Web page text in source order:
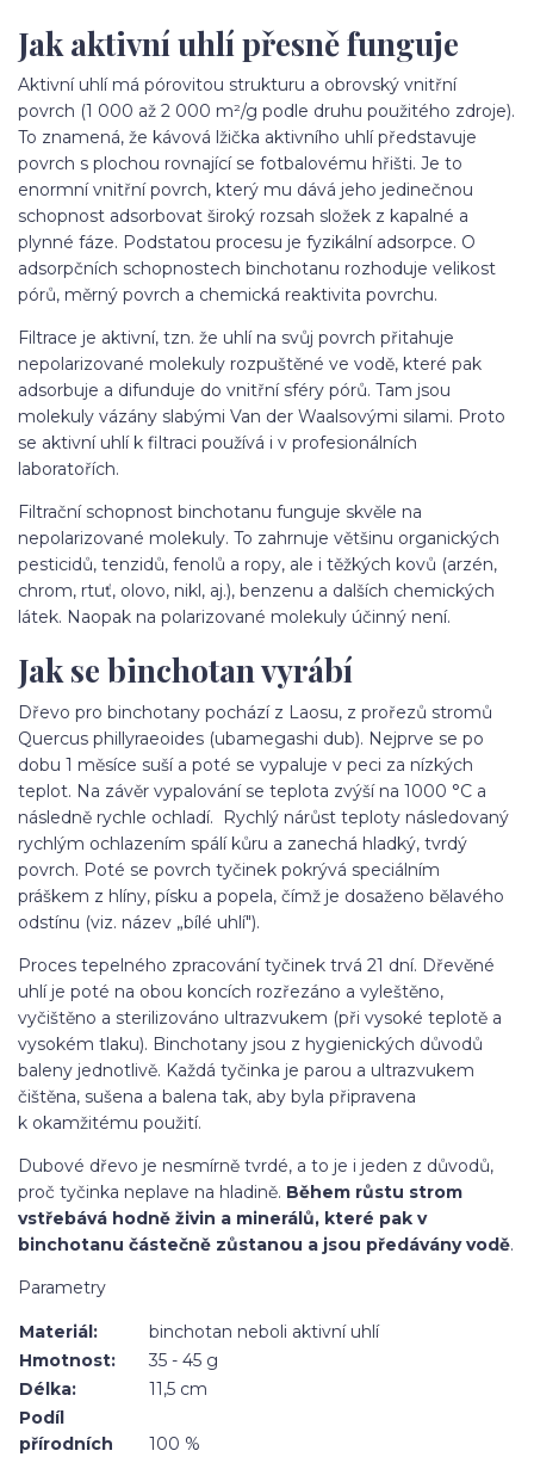
Jak aktivní uhlí přesně funguje
Aktivní uhlí má pórovitou strukturu a obrovský vnitřní
povrch (1 000 až 2 000 m²/g podle druhu použitého zdroje).
To znamená, že kávová lžička aktivního uhlí představuje
povrch s plochou rovnající se fotbalovému hřišti. Je to
enormní vnitřní povrch, který mu dává jeho jedinečnou
schopnost adsorbovat široký rozsah složek z kapalné a
plynné fáze. Podstatou procesu je fyzikální adsorpce. O
adsorpčních schopnostech binchotanu rozhoduje velikost
pórů, měrný povrch a chemická reaktivita povrchu.
Filtrace je aktivní, tzn. že uhlí na svůj povrch přitahuje
nepolarizované molekuly rozpuštěné ve vodě, které pak
adsorbuje a difunduje do vnitřní sféry pórů. Tam jsou
molekuly vázány slabými Van der Waalsovými silami. Proto
se aktivní uhlí k filtraci používá i v profesionálních
laboratořích.
Filtrační schopnost binchotanu funguje skvěle na
nepolarizované molekuly. To zahrnuje většinu organických
pesticidů, tenzidů, fenolů a ropy, ale i těžkých kovů (arzén,
chrom, rtuť, olovo, nikl, aj.), benzenu a dalších chemických
látek. Naopak na polarizované molekuly účinný není.
Jak se binchotan vyrábí
Dřevo pro binchotany pochází z Laosu, z prořezů stromů
Quercus phillyraeoides (ubamegashi dub). Nejprve se po
dobu 1 měsíce suší a poté se vypaluje v peci za nízkých
teplot. Na závěr vypalování se teplota zvýší na 1000 °C a
následně rychle ochladí. Rychlý nárůst teploty následovaný
rychlým ochlazením spálí kůru a zanechá hladký, tvrdý
povrch. Poté se povrch tyčinek pokrývá speciálním
práškem z hlíny, písku a popela, čímž je dosaženo bělavého
odstínu (viz. název „bílé uhlí").
Proces tepelného zpracování tyčinek trvá 21 dní. Dřevěné
uhlí je poté na obou koncích rozřezáno a vyleštěno,
vyčištěno a sterilizováno ultrazvukem (při vysoké teplotě a
vysokém tlaku). Binchotany jsou z hygienických důvodů
baleny jednotlivě. Každá tyčinka je parou a ultrazvukem
čištěna, sušena a balena tak, aby byla připravena
k okamžitému použití.
Dubové dřevo je nesmírně tvrdé, a to je i jeden z důvodů,
proč tyčinka neplave na hladině. Během růstu strom
vstřebává hodně živin a minerálů, které pak v
binchotanu částečně zůstanou a jsou předávány vodě.
Parametry
Materiál:
binchotan neboli aktivní uhlí
Hmotnost:
35 - 45 g
Délka:
11,5 cm
Podíl
přírodních
100 %